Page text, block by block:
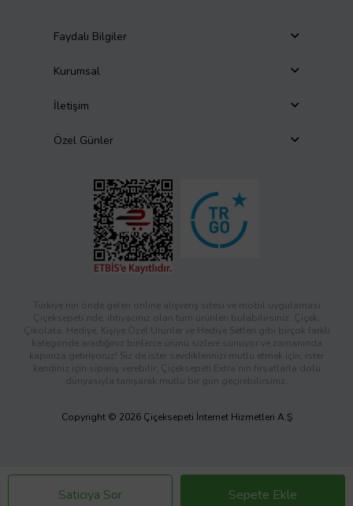
Satıcıya Sor Sepete Ekle
Faydalı Bilgiler
Kurumsal
İletişim
Özel Günler
Türkiye’nin önde gelen online alışveriş sitesi ve mobil uygulaması
Çiçeksepeti’nde, ihtiyacınız olan tüm ürünleri bulabilirsiniz. Çiçek,
Çikolata, Hediye, Kişiye Özel Ürünler ve Hediye Setleri gibi birçok farklı
kategoride aradığınız binlerce ürünü sizlere sunuyor ve zamanında
kapınıza getiriyoruz! Siz de ister sevdiklerinizi mutlu etmek için, ister
kendiniz için sipariş verebilir; Çiçeksepeti Extra’nın fırsatlarla dolu
dünyasıyla tanışarak mutlu bir gün geçirebilirsiniz.
Copyright © 2026 Çiçeksepeti İnternet Hizmetleri A.Ş